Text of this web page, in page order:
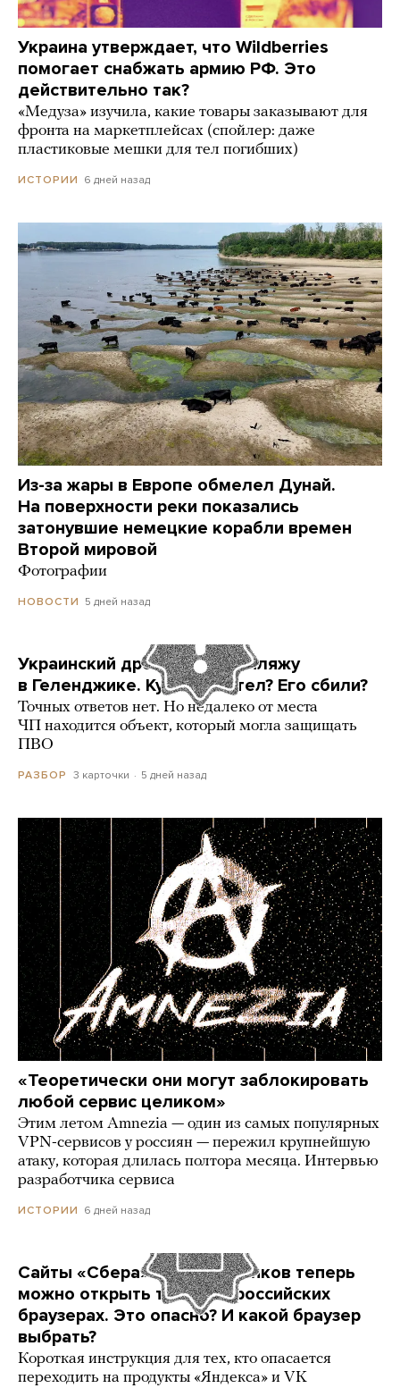
Украина утверждает, что Wildberries
помогает снабжать армию РФ. Это
действительно так?
«Медуза» изучила, какие товары заказывают для
фронта на маркетплейсах (спойлер: даже
пластиковые мешки для тел погибших)
ИСТОРИИ 6 дней назад
Из-за жары в Европе обмелел Дунай.
На поверхности реки показались
затонувшие немецкие корабли времен
Второй мировой
Фотографии
НОВОСТИ 5 дней назад
Украинский дрон попал по пляжу
в Геленджике. Куда он летел? Его сбили?
Точных ответов нет. Но недалеко от места
ЧП находится объект, который могла защищать
ПВО
РАЗБОР 3 карточки 5 дней назад
«Теоретически они могут заблокировать
любой сервис целиком»
Этим летом Amnezia — один из самых популярных
VPN-сервисов у россиян — пережил крупнейшую
атаку, которая длилась полтора месяца. Интервью
разработчика сервиса
ИСТОРИИ 6 дней назад
Сайты «Сбера» и других банков теперь
можно открыть только в российских
браузерах. Это опасно? И какой браузер
выбрать?
Короткая инструкция для тех, кто опасается
переходить на продукты «Яндекса» и VK